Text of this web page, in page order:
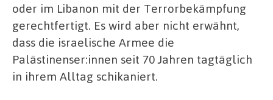
oder im Libanon mit der Terrorbekämpfung
gerechtfertigt. Es wird aber nicht erwähnt,
dass die israelische Armee die
Palästinenser:innen seit 70 Jahren tagtäglich
in ihrem Alltag schikaniert.